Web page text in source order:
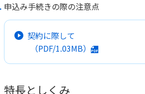
お問い合わせ
ラジオ体操・みんなの体操
お客さまの声／お客さまサービス
かんぽジャンクション
申込み手続きの際の注意点
契約に際して
（PDF/1.03MB）
特長としくみ